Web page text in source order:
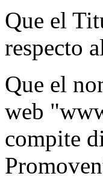
Que el
respecto
Que el
web
compite